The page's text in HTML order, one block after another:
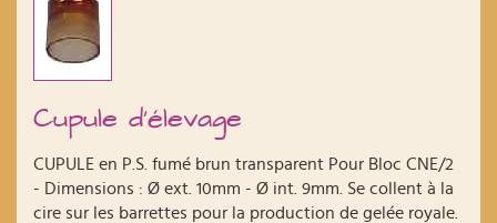
Cupule d'élevage
CUPULE en P.S. fumé brun transparent Pour Bloc CNE/2
- Dimensions : Ø ext. 10mm - Ø int. 9mm. Se collent à la
cire sur les barrettes pour la production de gelée royale.